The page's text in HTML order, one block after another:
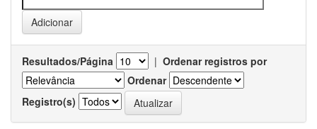
Resultados/Página | Ordenar registros por
Ordenar
Registro(s)